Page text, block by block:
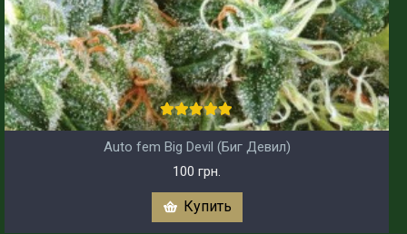
Auto fem Big Devil (Биг Девил)
100 грн.
Купить